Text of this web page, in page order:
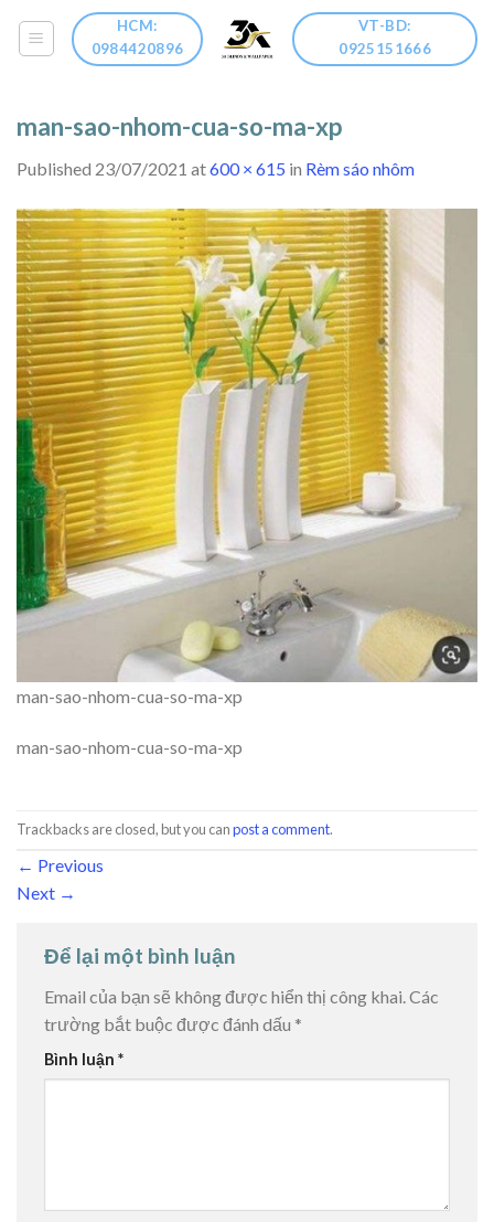
HCM:
0984420896
VT-BD:
0925151666
man-sao-nhom-cua-so-ma-xp
Published 23/07/2021 at600 × 615 in Rèm sáo nhôm
man-sao-nhom-cua-so-ma-xp
man-sao-nhom-cua-so-ma-xp
Trackbacks are closed, but you canpost a comment.
← Previous
Next →
Để lại một bình luận
Email của bạn sẽ không được hiển thị công khai.Các
trường bắt buộc được đánh dấu *
Bình luận *